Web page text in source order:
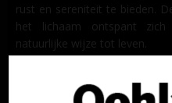
rust en sereniteit te bieden.
het lichaam ontspant
natuurlijke wijze tot leven.
en welzijn, begeleiden u